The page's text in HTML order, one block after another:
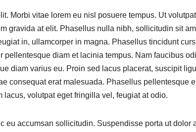
Morbi vitae lorem eu nisl posuere tempus. Ut
gravida at elit. Phasellus nulla nibh, sollicitudin sit
in, ullamcorper in magna. Phasellus tincidunt
pellentesque diam et lacinia tempus. Nam faucibus
diam varius eu. Proin sed lacus placerat, suscipit
consequat erat malesuada. Phasellus pellentesque
volutpat eget fringilla vel, feugiat at odio.
eu accumsan sollicitudin. Suspendisse porta ut dolor